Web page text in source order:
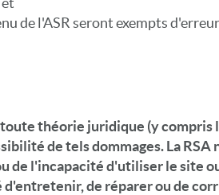
de l'ASR seront exempts
toute théorie juridique (y
de tels dommages. La
de l'incapacité d'utiliser le site
de réparer ou de